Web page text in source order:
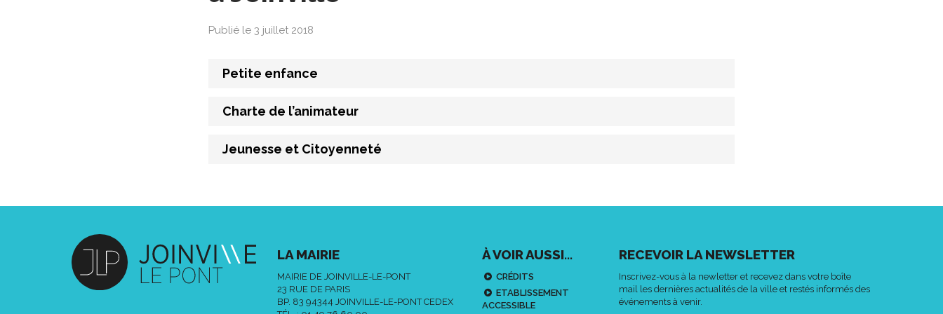
Publié le 3 juillet 2018
Petite enfance
Charte de l’animateur
Jeunesse et Citoyenneté
LA MAIRIE
MAIRIE DE JOINVILLE-LE-PONT
23 RUE DE PARIS
BP. 83 94344 JOINVILLE-LE-PONT CEDEX
À VOIR AUSSI...
CRÉDITS
ETABLISSEMENT
ACCESSIBLE
RECEVOIR LA NEWSLETTER
Inscrivez-vous à la newletter et recevez dans votre boîte
mail les dernières actualités de la ville et restés informés des
événements à venir.